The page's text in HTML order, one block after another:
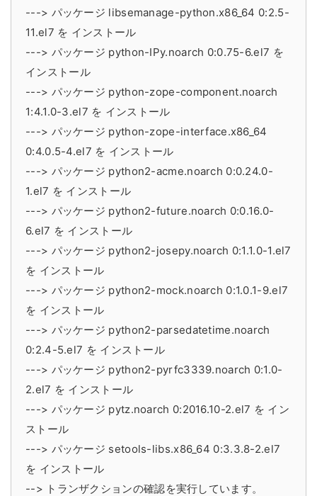
---> パッケージ libsemanage-python.x86_64 0:2.5-
11.el7 を インストール
---> パッケージ python-IPy.noarch 0:0.75-6.el7 を
インストール
---> パッケージ python-zope-component.noarch
1:4.1.0-3.el7 を インストール
---> パッケージ python-zope-interface.x86_64
0:4.0.5-4.el7 を インストール
---> パッケージ python2-acme.noarch 0:0.24.0-
1.el7 を インストール
---> パッケージ python2-future.noarch 0:0.16.0-
6.el7 を インストール
---> パッケージ python2-josepy.noarch 0:1.1.0-1.el7
を インストール
---> パッケージ python2-mock.noarch 0:1.0.1-9.el7
を インストール
---> パッケージ python2-parsedatetime.noarch
0:2.4-5.el7 を インストール
---> パッケージ python2-pyrfc3339.noarch 0:1.0-
2.el7 を インストール
---> パッケージ pytz.noarch 0:2016.10-2.el7 を イン
ストール
---> パッケージ setools-libs.x86_64 0:3.3.8-2.el7
を インストール
--> トランザクションの確認を実行しています。